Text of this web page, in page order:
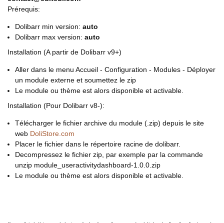
Prérequis:
Dolibarr min version: auto
Dolibarr max version: auto
Installation (A partir de Dolibarr v9+)
Aller dans le menu Accueil - Configuration - Modules - Déployer
un module externe et soumettez le zip
Le module ou thème est alors disponible et activable.
Installation (Pour Dolibarr v8-):
Télécharger le fichier archive du module (.zip) depuis le site
web DoliStore.com
Placer le fichier dans le répertoire racine de dolibarr.
Decompressez le fichier zip, par exemple par la commande
unzip module_useractivitydashboard-1.0.0.zip
Le module ou thème est alors disponible et activable.